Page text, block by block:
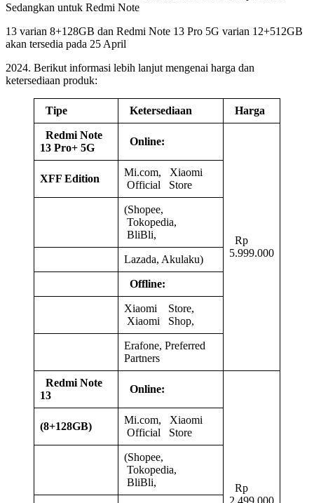
Sedangkan untuk Redmi Note
13 varian 8+128GB dan Redmi Note 13 Pro 5G varian 12+512GB
akan tersedia pada 25 April
2024. Berikut informasi lebih lanjut mengenai harga dan
ketersediaan produk:
Tipe Ketersediaan Harga
Redmi Note
13 Pro+ 5G
Online:
Rp
5.999.000
XFF Edition
Mi.com, Xiaomi
Official Store
(Shopee,
Tokopedia,
BliBli,
Lazada, Akulaku)
Offline:
Xiaomi Store,
Xiaomi Shop,
Erafone, Preferred
Partners
Redmi Note
13
Online:
Rp
2.499.000
(8+128GB)
Mi.com, Xiaomi
Official Store
(Shopee,
Tokopedia,
BliBli,